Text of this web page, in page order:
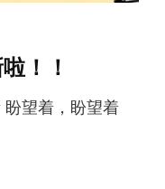
！！
盼望着，盼望着